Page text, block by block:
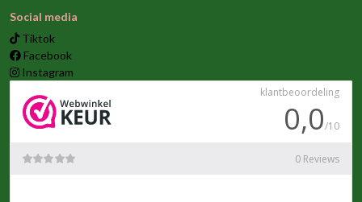
Social media
Tiktok
Facebook
Instagram